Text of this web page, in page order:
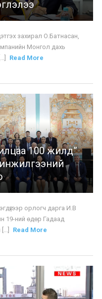
захирал О.Батнасан,
Монгол дахь
Read More
100 жилд”
орлогч дарга И.В
19-ний өдөр Гадаад
Read More